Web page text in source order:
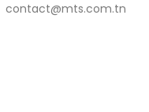
contact@mts.com.tn